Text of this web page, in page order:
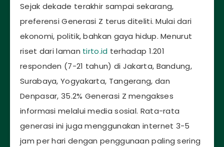
Sejak dekade terakhir sampai sekarang,
preferensi Generasi Z terus diteliti. Mulai dari
ekonomi, politik, bahkan gaya hidup. Menurut
riset dari laman tirto.id terhadap 1.201
responden (7-21 tahun) di Jakarta, Bandung,
Surabaya, Yogyakarta, Tangerang, dan
Denpasar, 35.2% Generasi Z mengakses
informasi melalui media sosial. Rata-rata
generasi ini juga menggunakan internet 3-5
jam per hari dengan penggunaan paling sering